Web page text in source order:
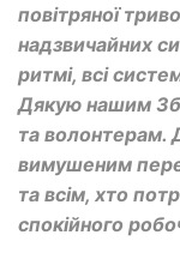
повітряної
надзвичайних
ритмі, всі
Дякую нашим
та волонтерам.
вимушеним
та всім, хто
спокійного